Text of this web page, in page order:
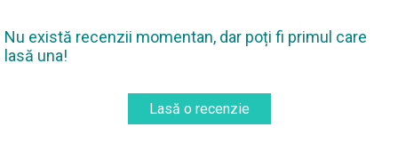
Nu există recenzii momentan, dar poți fi primul care
lasă una!
Lasă o recenzie